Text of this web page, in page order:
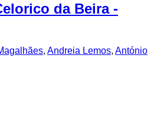
da Beira -
, Andreia Lemos, António